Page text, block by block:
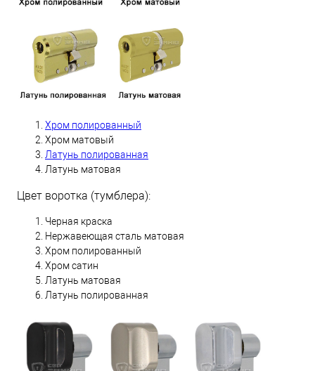
Хром полированный
Хром матовый
Латунь полированная
Латунь матовая
Цвет воротка (тумблера):
Черная краска
Нержавеющая сталь матовая
Хром полированный
Хром сатин
Латунь матовая
Латунь полированная